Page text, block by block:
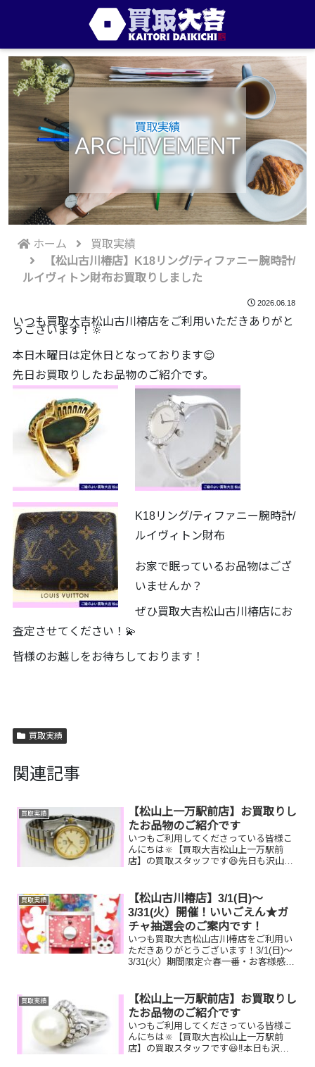
買取実績
ARCHIVEMENT
ホーム
買取実績
【松山古川椿店】K18リング/ティファニー腕時計/
ルイヴィトン財布お買取りしました
2026.06.18
いつも買取大吉松山古川椿店をご利用いただきありがと
うございます！🔆
本日木曜日は定休日となっております😌
先日お買取りしたお品物のご紹介です。
K18リング/ティファニー腕時計/
ルイヴィトン財布
お家で眠っているお品物はござ
いませんか？
ぜひ買取大吉松山古川椿店にお
査定させてください！💫
皆様のお越しをお待ちしております！
買取実績
関連記事
買取実績
【松山上一万駅前店】お買取りし
たお品物のご紹介です
いつもご利用してくださっている皆様こ
んにちは🔆【買取大吉松山上一万駅前
店】の買取スタッフです😆先日も沢山の
ル 時計／ティファニー925ネックレス
／テレホンカードお家...
買取実績
【松山古川椿店】3/1(日)～
3/31(火）開催！いいごえん★ガ
チャ抽選会のご案内です！
いつも買取大吉松山古川椿店をご利用い
ただきありがとうございます！3/1(日)～
3/31(火）期間限定☆春一番・お客様感謝
11,500円以上ご成約のお客様限定でご参
加いただけ...
買取実績
【松山上一万駅前店】お買取りし
たお品物のご紹介です
いつもご利用してくださっている皆様こ
んにちは🔆【買取大吉松山上一万駅前
店】の買取スタッフです😆‼️本日も沢山